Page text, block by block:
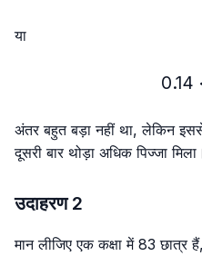
या
0.14
अंतर बहुत बड़ा नहीं था, लेकिन
दूसरी बार थोड़ा अधिक पिज्जा मिला।
उदाहरण 2
मान लीजिए एक कक्षा में 83